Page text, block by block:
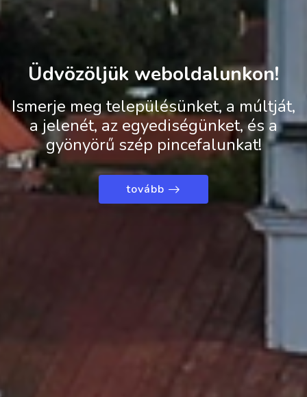
Üdvözöljük weboldalunkon!
Ismerje meg településünket, a múltját,
a jelenét, az egyediségünket, és a
gyönyörű szép pincefalunkat!
tovább